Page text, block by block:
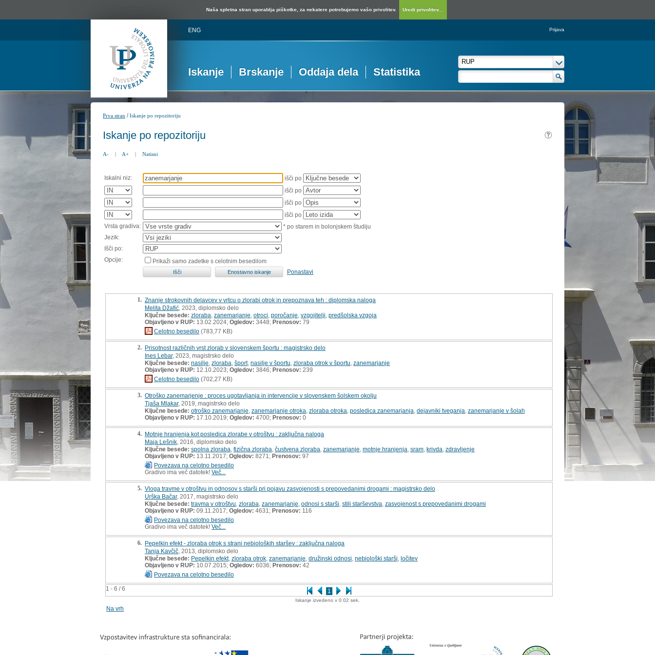
Naša spletna stran uporablja piškotke, za nekatere potrebujemo vašo privolitev. Uredi privolitev...
ENG Prijava
Iskanje Brskanje Oddaja dela Statistika
Prva stran /Iskanje po repozitoriju
Iskanje po repozitoriju
A- | A+ | Natisni
Iskalni niz:
išči po
išči po
išči po
išči po
Vrsta gradiva:
* po starem in bolonjskem študiju
Jezik:
Išči po:
Opcije:
Prikaži samo zadetke s celotnim besedilom
Ponastavi
1 - 6 / 6 1
1. Znanje strokovnih delavcev v vrtcu o zlorabi otrok in prepoznava teh : diplomska naloga
Melita Džafić , 2023, diplomsko delo
Ključne besede: zloraba zanemarjanje otroci poročanje vzgojitelji predšolska vzgoja
Objavljeno v RUP: 13.02.2024; Ogledov: 3448; Prenosov: 79
Celotno besedilo (783,77 KB)
2. Prisotnost različnih vrst zlorab v slovenskem športu : magistrsko delo
Ines Lebar, 2023, magistrsko delo
Ključne besede: nasilje zloraba šport, nasilje v športu zloraba otrok v športu zanemarjanje
Objavljeno v RUP: 12.10.2023; Ogledov: 3846; Prenosov: 239
Celotno besedilo (702,27 KB)
3. Otroško zanemarjenje : proces ugotavljanja in intervencije v slovenskem šolskem okolju
Tjaša Mlakar, 2019, magistrsko delo
Ključne besede: otroško zanemarjanje zanemarjanje otroka zloraba otroka posledica zanemarjanja dejavniki tveganja zanemarjanje v šolah
Objavljeno v RUP: 17.10.2019; Ogledov: 4700; Prenosov: 0
4. Motnje hranjenja kot posledica zlorabe v otroštvu : zaključna naloga
Maja Lešnik , 2016, diplomsko delo
Ključne besede: spolna zloraba fizična zloraba čustvena zloraba zanemarjanje motnje hranjenja sram krivda zdravljenje
Objavljeno v RUP: 13.11.2017; Ogledov: 8271; Prenosov: 97
Povezava na celotno besedilo
Gradivo ima več datotek! Več...
5. Vloga travme v otroštvu in odnosov s starši pri pojavu zasvojenosti s prepovedanimi drogami : magistrsko delo
Urška Bačar, 2017, magistrsko delo
Ključne besede: travma v otroštvu zloraba zanemarjanje odnosi s starši stili starševstva zasvojenost s prepovedanimi drogami
Objavljeno v RUP: 09.11.2017; Ogledov: 4631; Prenosov: 116
Povezava na celotno besedilo
Gradivo ima več datotek! Več...
6. Pepelkin efekt - zloraba otrok s strani nebioloških staršev : zaključna naloga
Tanja Kavčič , 2013, diplomsko delo
Ključne besede: Pepelkin efekt, zloraba otrok zanemarjanje družinski odnosi nebiološki starši ločitev
Objavljeno v RUP: 10.07.2015; Ogledov: 6036; Prenosov: 42
Povezava na celotno besedilo
Iskanje izvedeno v 0.02 sek.
Na vrh